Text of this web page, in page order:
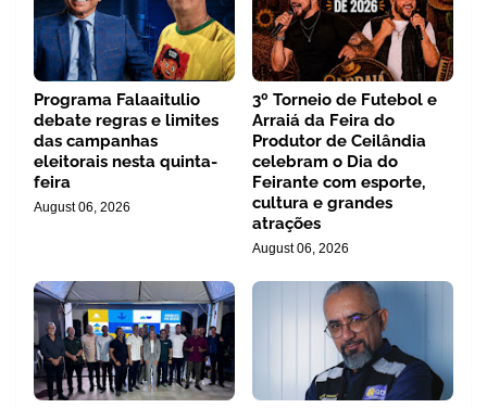
Programa Falaaitulio
debate regras e limites
das campanhas
eleitorais nesta quinta-
feira
August 06, 2026
3º Torneio de Futebol e
Arraiá da Feira do
Produtor de Ceilândia
celebram o Dia do
Feirante com esporte,
cultura e grandes
atrações
August 06, 2026